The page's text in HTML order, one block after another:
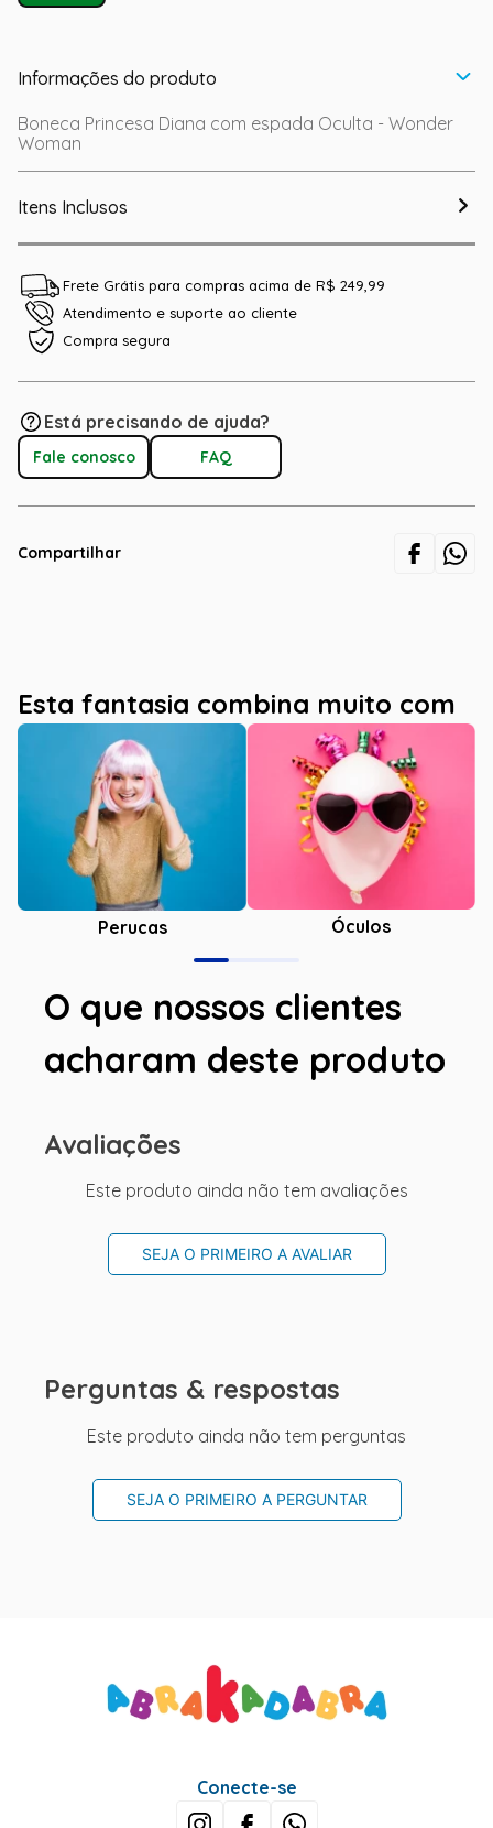
Informações do produto
Boneca Princesa Diana com espada Oculta - Wonder
Woman
Itens Inclusos
Frete Grátis para compras acima de R$ 249,99
Atendimento e suporte ao cliente
Compra segura
Está precisando de ajuda?
Fale conosco FAQ
Compartilhar
Esta fantasia combina muito com
Perucas Óculos
O que nossos clientes
acharam deste produto
Avaliações
Este produto ainda não tem avaliações
SEJA O PRIMEIRO A AVALIAR
Perguntas & respostas
Este produto ainda não tem perguntas
SEJA O PRIMEIRO A PERGUNTAR
Conecte-se